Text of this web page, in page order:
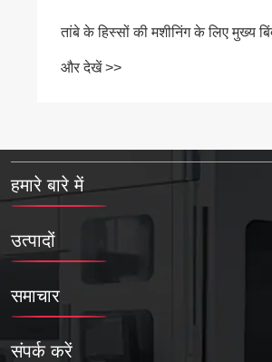
तांबे के हिस्सों की मशीनिंग के लिए मुख्य
और देखें >>
हमारे बारे में
उत्पादों
समाचार
संपर्क करें